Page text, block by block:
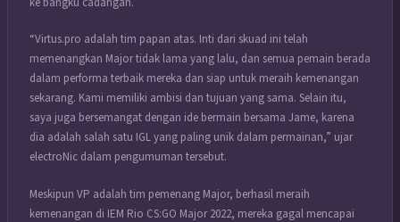
“Virtus.pro adalah tim papan atas. Inti dari skuad ini telah
memenangkan Major tidak lama yang lalu, dan semua pemain berada
dalam performa terbaik mereka dan siap untuk meraih kemenangan
sekarang. Kami memiliki ambisi dan tujuan yang sama. Selain itu,
saya juga bersemangat dengan ide bermain bersama Jame, karena
dia adalah salah satu IGL yang paling unik dalam permainan,” ujar
electroNic dalam pengumuman tersebut.
Meskipun VP adalah tim pemenang Major, berhasil meraih
kemenangan di IEM Rio CS:GO Major 2022, mereka gagal mencapai